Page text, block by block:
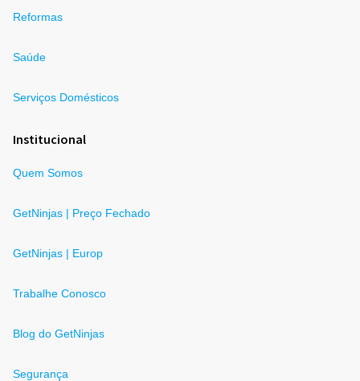
Reformas
Saúde
Serviços Domésticos
Institucional
Quem Somos
GetNinjas | Preço Fechado
GetNinjas | Europ
Trabalhe Conosco
Blog do GetNinjas
Segurança